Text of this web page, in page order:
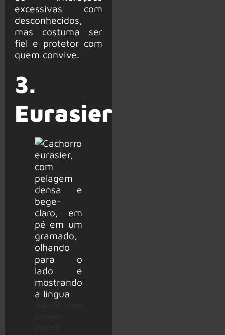
excessivas com
desconhecidos,
mas costuma ser
fiel e protetor com
quem convive.
3.
Eurasier